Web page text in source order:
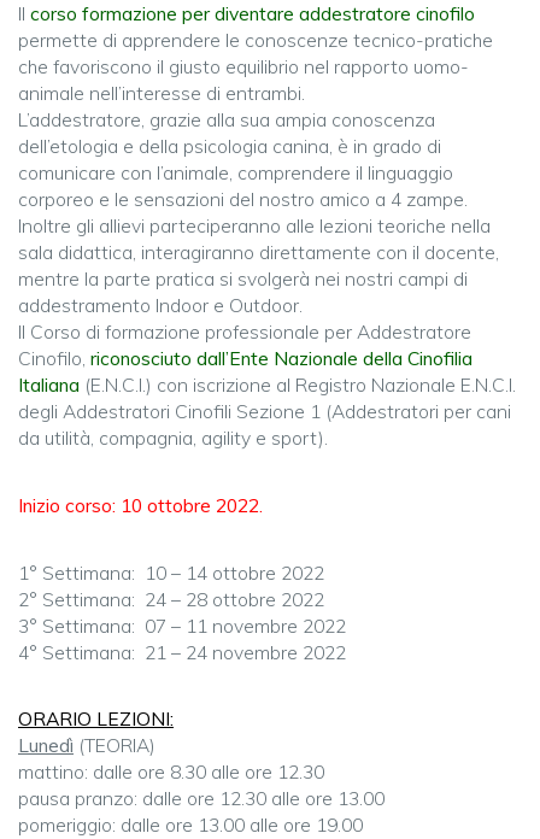
Il corso formazione per diventare addestratore cinofilo
permette di apprendere le conoscenze tecnico-pratiche
che favoriscono il giusto equilibrio nel rapporto uomo-
animale nell’interesse di entrambi.
L’addestratore, grazie alla sua ampia conoscenza
dell’etologia e della psicologia canina, è in grado di
comunicare con l’animale, comprendere il linguaggio
corporeo e le sensazioni del nostro amico a 4 zampe.
Inoltre gli allievi parteciperanno alle lezioni teoriche nella
sala didattica, interagiranno direttamente con il docente,
mentre la parte pratica si svolgerà nei nostri campi di
addestramento Indoor e Outdoor.
Il Corso di formazione professionale per Addestratore
Cinofilo, riconosciuto dall’Ente Nazionale della Cinofilia
Italiana (E.N.C.I.) con iscrizione al Registro Nazionale E.N.C.I.
degli Addestratori Cinofili Sezione 1 (Addestratori per cani
da utilità, compagnia, agility e sport).
Inizio corso: 10 ottobre 2022.
1° Settimana: 10 – 14 ottobre 2022
2° Settimana: 24 – 28 ottobre 2022
3° Settimana: 07 – 11 novembre 2022
4° Settimana: 21 – 24 novembre 2022
ORARIO LEZIONI:
Lunedì (TEORIA)
mattino: dalle ore 8.30 alle ore 12.30
pausa pranzo: dalle ore 12.30 alle ore 13.00
pomeriggio: dalle ore 13.00 alle ore 19.00